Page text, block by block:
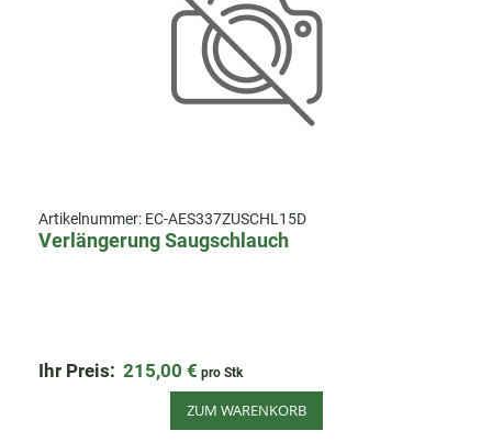
Artikelnummer: EC-AES337ZUSCHL15D
Verlängerung Saugschlauch
Ihr Preis: 215,00 € pro Stk
ZUM WARENKORB